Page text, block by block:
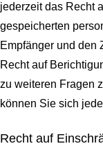
jederzeit das Recht
gespeicherten
Empfänger und den
Recht auf
zu weiteren Fragen
können Sie sich
Recht auf